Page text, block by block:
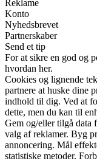
Reklame
Konto
Nyhedsbrevet
Partnerskaber
Send et tip
For at sikre en god og
hvordan her.
Cookies og lignende
partnere at huske dine
indhold til dig. Ved at
dette, men du kan til
Gem og/eller tilgå data
valg af reklamer. Byg
annoncering. Mål
statistiske metoder.